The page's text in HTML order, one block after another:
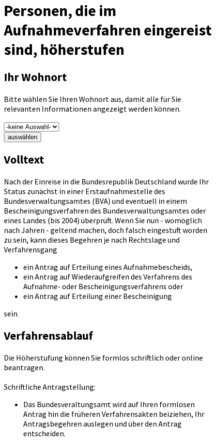
Personen, die im
Aufnahmeverfahren eingereist
sind, höherstufen
Ihr Wohnort
Bitte wählen Sie Ihren Wohnort aus, damit alle für Sie
relevanten Informationen angezeigt werden können.
auswählen
Volltext
Nach der Einreise in die Bundesrepublik Deutschland wurde Ihr
Status zunächst in einer Erstaufnahmestelle des
Bundesverwaltungsamtes (BVA) und eventuell in einem
Bescheinigungsverfahren des Bundesverwaltungsamtes oder
eines Landes (bis 2004) überprüft. Wenn Sie nun - womöglich
nach Jahren - geltend machen, doch falsch eingestuft worden
zu sein, kann dieses Begehren je nach Rechtslage und
Verfahrensgang
ein Antrag auf Erteilung eines Aufnahmebescheids,
ein Antrag auf Wiederaufgreifen des Verfahrens des
Aufnahme- oder Bescheinigungsverfahrens oder
ein Antrag auf Erteilung einer Bescheinigung
sein.
Verfahrensablauf
Die Höherstufung können Sie formlos schriftlich oder online
beantragen.
Schriftliche Antragstellung:
Das Bundesveraltungsamt wird auf Ihren formlosen
Antrag hin die früheren Verfahrensakten beiziehen, Ihr
Antragsbegehren auslegen und über den Antrag
entscheiden.